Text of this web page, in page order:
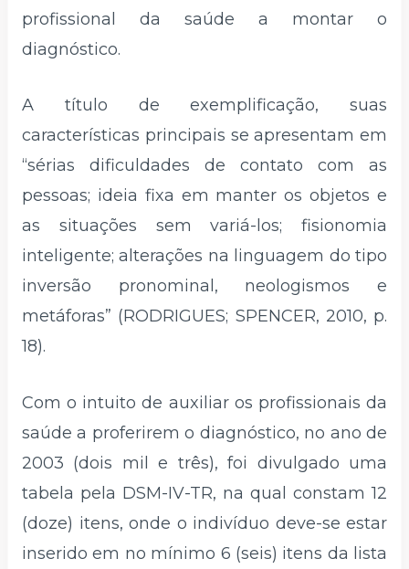
profissional da saúde a montar o
diagnóstico.
A título de exemplificação, suas
características principais se apresentam em
“sérias dificuldades de contato com as
pessoas; ideia fixa em manter os objetos e
as situações sem variá-los; fisionomia
inteligente; alterações na linguagem do tipo
inversão pronominal, neologismos e
metáforas” (RODRIGUES; SPENCER, 2010, p.
18).
Com o intuito de auxiliar os profissionais da
saúde a proferirem o diagnóstico, no ano de
2003 (dois mil e três), foi divulgado uma
tabela pela DSM-IV-TR, na qual constam 12
(doze) itens, onde o indivíduo deve-se estar
inserido em no mínimo 6 (seis) itens da lista